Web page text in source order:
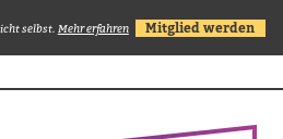
selbst. Mehr erfahren Mitglied werden